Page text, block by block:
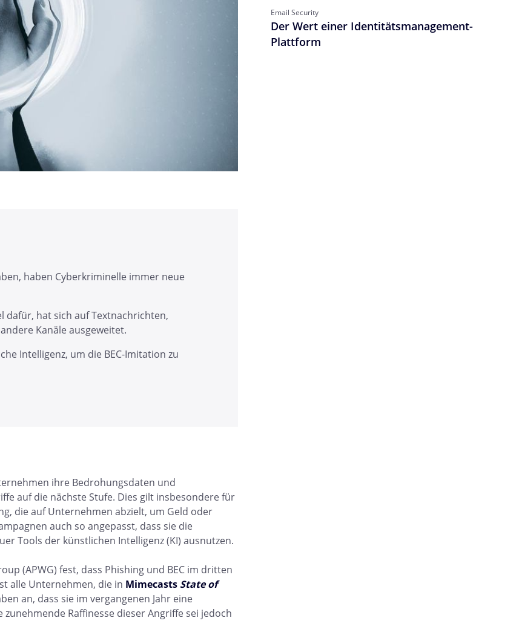
haben Cyberkriminelle immer neue
dafür, hat sich auf Textnachrichten,
Kanäle ausgeweitet.
Intelligenz, um die BEC-Imitation zu
ihre Bedrohungsdaten und
auf die nächste Stufe. Dies gilt insbesondere für
die auf Unternehmen abzielt, um Geld oder
auch so angepasst, dass sie die
Tools der künstlichen Intelligenz (KI) ausnutzen.
(APWG) fest, dass Phishing und BEC im dritten
alle Unternehmen, die in Mimecasts State of
an, dass sie im vergangenen Jahr eine
Raffinesse dieser Angriffe sei jedoch
Email Security
Der Wert einer Identitätsmanagement-
Plattform